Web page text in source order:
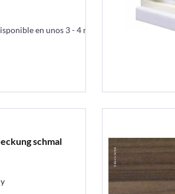
en unos 3 - 4 meses
schmal